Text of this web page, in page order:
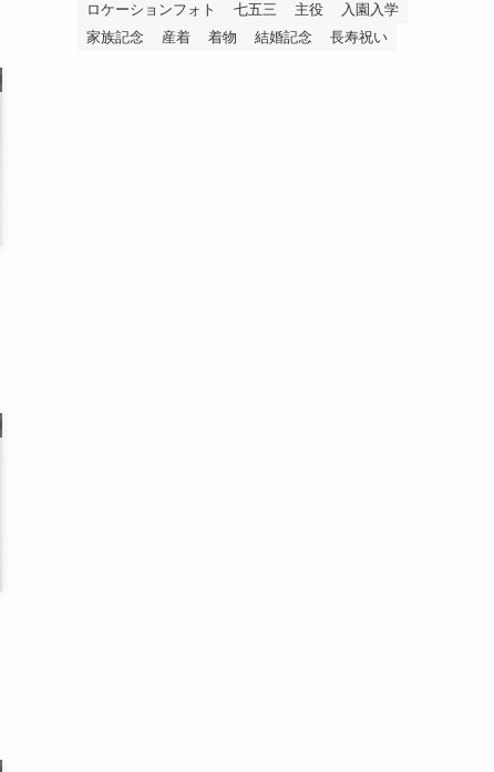
ロケーションフォト
七五三 主役
入園入学
家族記念
産着 着物 結婚記念 長寿祝い